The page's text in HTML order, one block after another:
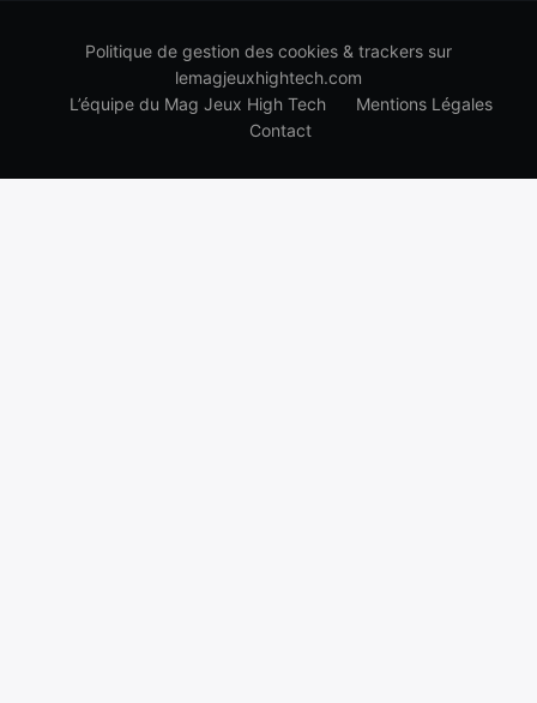
Politique de gestion des cookies & trackers sur
lemagjeuxhightech.com
L’équipe du Mag Jeux High Tech
Mentions Légales
Contact